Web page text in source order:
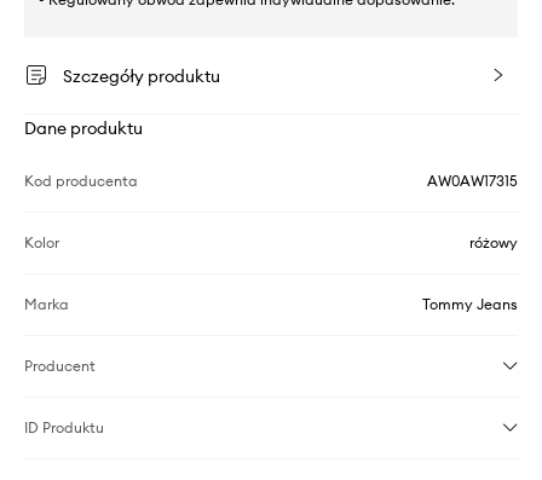
Szczegóły produktu
Dane produktu
Kod producenta AW0AW17315
Kolor różowy
Marka Tommy Jeans
Producent
ID Produktu